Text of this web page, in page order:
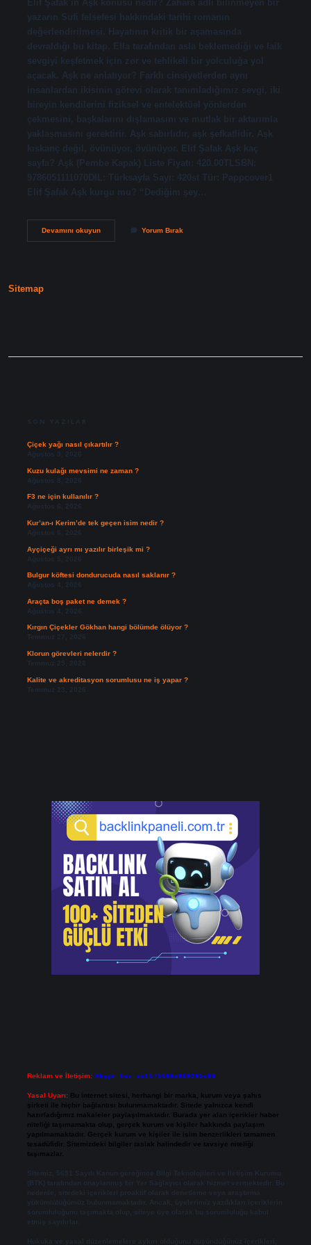
Elif Şafak’ın Aşk konusu nedir? Zahara adlı bilinmeyen bir
yazarın Sufi felsefesi hakkındaki tarihi romanın
değerlendirilmesi. Hayatının kritik bir aşamasında
devraldığı bu kitap, Ella tarafından asla beklemediği ve laik
sevgiyi keşfetmek için zor ve tehlikeli bir yolculuğa yol
açacak. Aşk ne anlatıyor? Farklı cinsiyetlerden aynı
insanlardan ikisinin görevi olarak tanımladığımız sevgi, iki
bireyin kendilerini fiziksel ve entelektüel yönlerden
çekmesini, başkalarını dışlamasını ve mutlak bir aktarımla
yaklaşmasını gerektirir. Aşk sabırlıdır, aşk şefkatlidir. Aşk
kıskanç değil, övünüyor, övünüyor. Elif Şafak Aşk kaç
sayfa? Aşk (Pembe Kapak) Liste Fiyatı: 420.00TLSBN:
9786051111070DIL: Türksayfa Sayı: 420st Tür: Pappcover1
Elif Şafak Aşk kurgu mu? “Dediğim şey…
Devamını okuyunElif
Yorum Bırak
Sitemap
SON YAZILAR
Çiçek yağı nasıl çıkartılır ?
Ağustos 9, 2026
Kuzu kulağı mevsimi ne zaman ?
Ağustos 8, 2026
F3 ne için kullanılır ?
Ağustos 6, 2026
Kur’an-ı Kerim’de tek geçen isim nedir ?
Ağustos 6, 2026
Ayçiçeği ayrı mı yazılır birleşik mi ?
Ağustos 5, 2026
Bulgur köftesi dondurucuda nasıl saklanır ?
Ağustos 4, 2026
Araçta boş paket ne demek ?
Ağustos 4, 2026
Kırgın Çiçekler Gökhan hangi bölümde ölüyor ?
Temmuz 27, 2026
Klorun görevleri nelerdir ?
Temmuz 25, 2026
Kalite ve akreditasyon sorumlusu ne iş yapar ?
Temmuz 23, 2026
Reklam ve İletişim: Skype: live:.cid.575569c608265c69
Yasal Uyarı: Bu internet sitesi, herhangi bir marka, kurum veya şahıs
şirketi ile hiçbir bağlantısı bulunmamaktadır. Sitede yalnızca kendi
hazırladığımız makaleler paylaşılmaktadır. Burada yer alan içerikler haber
niteliği taşımamakta olup, gerçek kurum ve kişiler hakkında paylaşım
yapılmamaktadır. Gerçek kurum ve kişiler ile isim benzerlikleri tamamen
tesadüfidir. Sitemizdeki bilgiler taslak halindedir ve tavsiye niteliği
taşımazlar.
Sitemiz, 5651 Sayılı Kanun gereğince Bilgi Teknolojileri ve İletişim Kurumu
(BTK) tarafından onaylanmış bir Yer Sağlayıcı olarak hizmet vermektedir. Bu
nedenle, sitedeki içerikleri proaktif olarak denetleme veya araştırma
yükümlülüğümüz bulunmamaktadır. Ancak, üyelerimiz yazdıkları içeriklerin
sorumluluğunu taşımakta olup, siteye üye olarak bu sorumluluğu kabul
etmiş sayılırlar.
Hukuka ve yasal düzenlemelere aykırı olduğunu düşündüğünüz içerikleri,